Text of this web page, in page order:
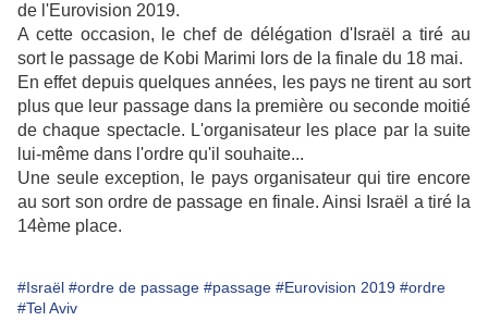
de l'Eurovision 2019.
A cette occasion, le chef de délégation d'Israël a tiré au
sort le passage de Kobi Marimi lors de la finale du 18 mai.
En effet depuis quelques années, les pays ne tirent au sort
plus que leur passage dans la première ou seconde moitié
de chaque spectacle. L'organisateur les place par la suite
lui-même dans l'ordre qu'il souhaite...
Une seule exception, le pays organisateur qui tire encore
au sort son ordre de passage en finale. Ainsi Israël a tiré la
14ème place.
#Israël #ordre de passage #passage #Eurovision 2019 #ordre
#Tel Aviv